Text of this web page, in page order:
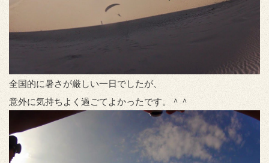
全国的に暑さが厳しい一日でしたが、
意外に気持ちよく過ごてよかったです。＾＾